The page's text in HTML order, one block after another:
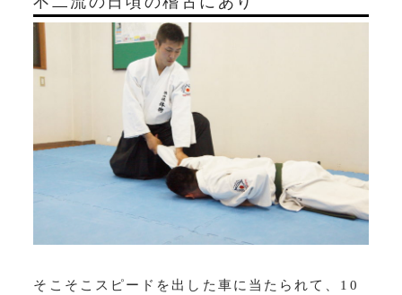
そこそこスピードを出した車に当たられて、10